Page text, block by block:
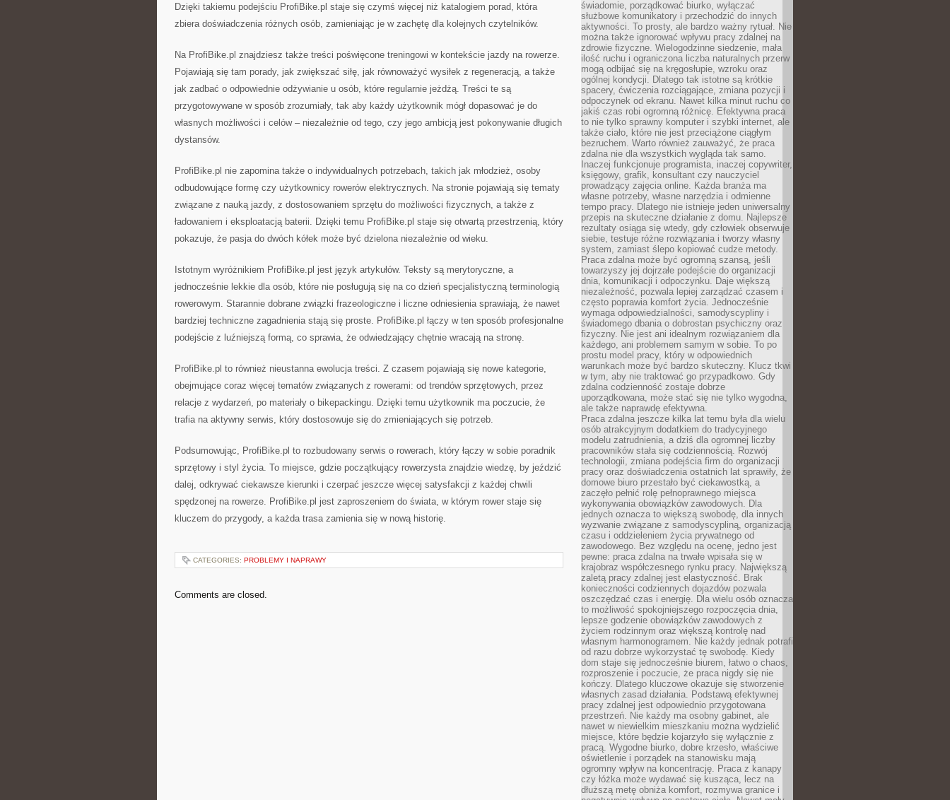
Dzięki takiemu podejściu ProfiBike.pl staje się czymś więcej niż katalogiem porad, która
zbiera doświadczenia różnych osób, zamieniając je w zachętę dla kolejnych czytelników.
Na ProfiBike.pl znajdziesz także treści poświęcone treningowi w kontekście jazdy na rowerze.
Pojawiają się tam porady, jak zwiększać siłę, jak równoważyć wysiłek z regeneracją, a także
jak zadbać o odpowiednie odżywianie u osób, które regularnie jeżdżą. Treści te są
przygotowywane w sposób zrozumiały, tak aby każdy użytkownik mógł dopasować je do
własnych możliwości i celów – niezależnie od tego, czy jego ambicją jest pokonywanie długich
dystansów.
ProfiBike.pl nie zapomina także o indywidualnych potrzebach, takich jak młodzież, osoby
odbudowujące formę czy użytkownicy rowerów elektrycznych. Na stronie pojawiają się tematy
związane z nauką jazdy, z dostosowaniem sprzętu do możliwości fizycznych, a także z
ładowaniem i eksploatacją baterii. Dzięki temu ProfiBike.pl staje się otwartą przestrzenią, który
pokazuje, że pasja do dwóch kółek może być dzielona niezależnie od wieku.
Istotnym wyróżnikiem ProfiBike.pl jest język artykułów. Teksty są merytoryczne, a
jednocześnie lekkie dla osób, które nie posługują się na co dzień specjalistyczną terminologią
rowerowym. Starannie dobrane związki frazeologiczne i liczne odniesienia sprawiają, że nawet
bardziej techniczne zagadnienia stają się proste. ProfiBike.pl łączy w ten sposób profesjonalne
podejście z luźniejszą formą, co sprawia, że odwiedzający chętnie wracają na stronę.
ProfiBike.pl to również nieustanna ewolucja treści. Z czasem pojawiają się nowe kategorie,
obejmujące coraz więcej tematów związanych z rowerami: od trendów sprzętowych, przez
relacje z wydarzeń, po materiały o bikepackingu. Dzięki temu użytkownik ma poczucie, że
trafia na aktywny serwis, który dostosowuje się do zmieniających się potrzeb.
Podsumowując, ProfiBike.pl to rozbudowany serwis o rowerach, który łączy w sobie poradnik
sprzętowy i styl życia. To miejsce, gdzie początkujący rowerzysta znajdzie wiedzę, by jeździć
dalej, odkrywać ciekawsze kierunki i czerpać jeszcze więcej satysfakcji z każdej chwili
spędzonej na rowerze. ProfiBike.pl jest zaproszeniem do świata, w którym rower staje się
kluczem do przygody, a każda trasa zamienia się w nową historię.
CATEGORIES: PROBLEMY I NAPRAWY
Comments are closed.
świadomie, porządkować biurko, wyłączać
służbowe komunikatory i przechodzić do innych
aktywności. To prosty, ale bardzo ważny rytuał. Nie
można także ignorować wpływu pracy zdalnej na
zdrowie fizyczne. Wielogodzinne siedzenie, mała
ilość ruchu i ograniczona liczba naturalnych przerw
mogą odbijać się na kręgosłupie, wzroku oraz
ogólnej kondycji. Dlatego tak istotne są krótkie
spacery, ćwiczenia rozciągające, zmiana pozycji i
odpoczynek od ekranu. Nawet kilka minut ruchu co
jakiś czas robi ogromną różnicę. Efektywna praca
to nie tylko sprawny komputer i szybki internet, ale
także ciało, które nie jest przeciążone ciągłym
bezruchem. Warto również zauważyć, że praca
zdalna nie dla wszystkich wygląda tak samo.
Inaczej funkcjonuje programista, inaczej copywriter,
księgowy, grafik, konsultant czy nauczyciel
prowadzący zajęcia online. Każda branża ma
własne potrzeby, własne narzędzia i odmienne
tempo pracy. Dlatego nie istnieje jeden uniwersalny
przepis na skuteczne działanie z domu. Najlepsze
rezultaty osiąga się wtedy, gdy człowiek obserwuje
siebie, testuje różne rozwiązania i tworzy własny
system, zamiast ślepo kopiować cudze metody.
Praca zdalna może być ogromną szansą, jeśli
towarzyszy jej dojrzałe podejście do organizacji
dnia, komunikacji i odpoczynku. Daje większą
niezależność, pozwala lepiej zarządzać czasem i
często poprawia komfort życia. Jednocześnie
wymaga odpowiedzialności, samodyscypliny i
świadomego dbania o dobrostan psychiczny oraz
fizyczny. Nie jest ani idealnym rozwiązaniem dla
każdego, ani problemem samym w sobie. To po
prostu model pracy, który w odpowiednich
warunkach może być bardzo skuteczny. Klucz tkwi
w tym, aby nie traktować go przypadkowo. Gdy
zdalna codzienność zostaje dobrze
uporządkowana, może stać się nie tylko wygodna,
ale także naprawdę efektywna.
Praca zdalna jeszcze kilka lat temu była dla wielu
osób atrakcyjnym dodatkiem do tradycyjnego
modelu zatrudnienia, a dziś dla ogromnej liczby
pracowników stała się codziennością. Rozwój
technologii, zmiana podejścia firm do organizacji
pracy oraz doświadczenia ostatnich lat sprawiły, że
domowe biuro przestało być ciekawostką, a
zaczęło pełnić rolę pełnoprawnego miejsca
wykonywania obowiązków zawodowych. Dla
jednych oznacza to większą swobodę, dla innych
wyzwanie związane z samodyscypliną, organizacją
czasu i oddzieleniem życia prywatnego od
zawodowego. Bez względu na ocenę, jedno jest
pewne: praca zdalna na trwałe wpisała się w
krajobraz współczesnego rynku pracy. Największą
zaletą pracy zdalnej jest elastyczność. Brak
konieczności codziennych dojazdów pozwala
oszczędzać czas i energię. Dla wielu osób oznacza
to możliwość spokojniejszego rozpoczęcia dnia,
lepsze godzenie obowiązków zawodowych z
życiem rodzinnym oraz większą kontrolę nad
własnym harmonogramem. Nie każdy jednak potrafi
od razu dobrze wykorzystać tę swobodę. Kiedy
dom staje się jednocześnie biurem, łatwo o chaos,
rozproszenie i poczucie, że praca nigdy się nie
kończy. Dlatego kluczowe okazuje się stworzenie
własnych zasad działania. Podstawą efektywnej
pracy zdalnej jest odpowiednio przygotowana
przestrzeń. Nie każdy ma osobny gabinet, ale
nawet w niewielkim mieszkaniu można wydzielić
miejsce, które będzie kojarzyło się wyłącznie z
pracą. Wygodne biurko, dobre krzesło, właściwe
oświetlenie i porządek na stanowisku mają
ogromny wpływ na koncentrację. Praca z kanapy
czy łóżka może wydawać się kusząca, lecz na
dłuższą metę obniża komfort, rozmywa granice i